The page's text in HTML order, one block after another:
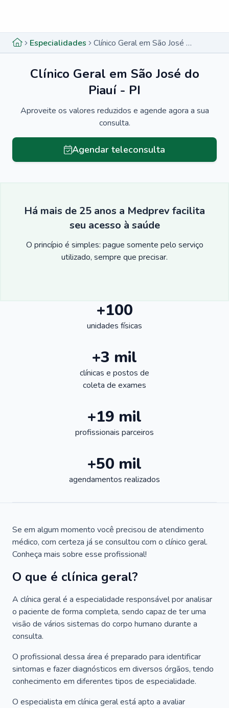
Especialidades Clínico Geral em São José do Piauí - PI
Clínico Geral em São José do
Piauí - PI
Aproveite os valores reduzidos e agende agora a sua
consulta.
Agendar teleconsulta
Há mais de 25 anos a Medprev facilita
seu acesso à saúde
O princípio é simples: pague somente pelo serviço
utilizado, sempre que precisar.
+100
unidades físicas
+3 mil
clínicas e postos de
coleta de exames
+19 mil
profissionais parceiros
+50 mil
agendamentos realizados
Se em algum momento você precisou de atendimento
médico, com certeza já se consultou com o clínico geral.
Conheça mais sobre esse profissional!
O que é clínica geral?
A clínica geral é a especialidade responsável por analisar
o paciente de forma completa, sendo capaz de ter uma
visão de vários sistemas do corpo humano durante a
consulta.
O profissional dessa área é preparado para identificar
sintomas e fazer diagnósticos em diversos órgãos, tendo
conhecimento em diferentes tipos de especialidade.
O especialista em clínica geral está apto a avaliar